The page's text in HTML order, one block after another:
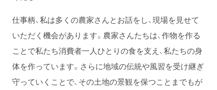
仕事柄、私は多くの農家さんとお話をし、現場を見せて
いただく機会があります。農家さんたちは、作物を作る
ことで私たち消費者一人ひとりの食を支え、私たちの身
体を作っています。さらに地域の伝統や風習を受け継ぎ
守っていくことで、その土地の景観を保つことまでもが